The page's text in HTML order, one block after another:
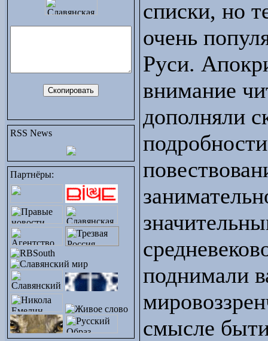
RSS News
Партнёры:
списки, но
очень
Руси.
внимание
дополняли
поднимали
смысле